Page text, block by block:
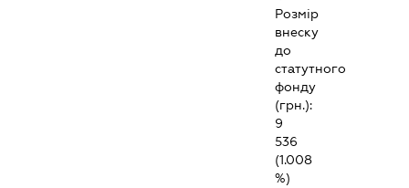
Розмір
внеску
до
статутного
фонду
(грн.):
9
536
(1.008
%)